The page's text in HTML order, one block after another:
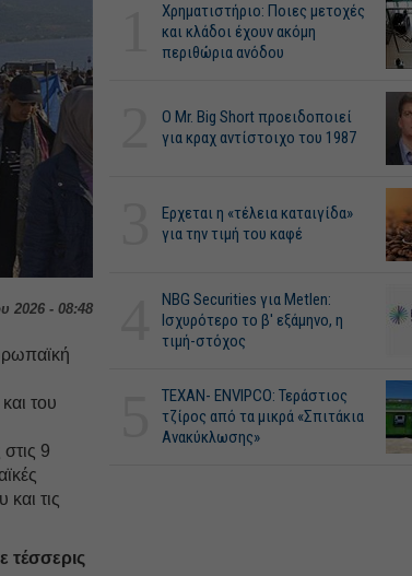
2026 - 08:48
του
9
τις
τέσσερις
Χρηματιστήριο: Ποιες μετοχές
και κλάδοι έχουν ακόμη
περιθώρια ανόδου
O Mr. Big Short προειδοποιεί
για κραχ αντίστοιχο του 1987
Ερχεται η «τέλεια καταιγίδα»
για την τιμή του καφέ
NBG Securities για Metlen:
Ισχυρότερο το β' εξάμηνο, η
τιμή-στόχος
ΤΕΧΑΝ- ENVIPCO: Τεράστιος
τζίρος από τα μικρά «Σπιτάκια
Ανακύκλωσης»